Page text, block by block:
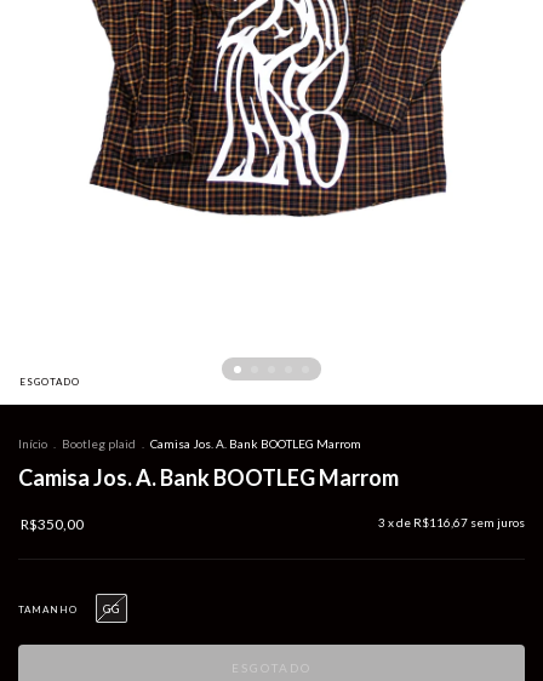
ESGOTADO
Início Bootleg plaid Camisa Jos. A. Bank BOOTLEG Marrom
Camisa Jos. A. Bank BOOTLEG Marrom
R$350,00 3 x de R$116,67 sem juros
TAMANHO GG